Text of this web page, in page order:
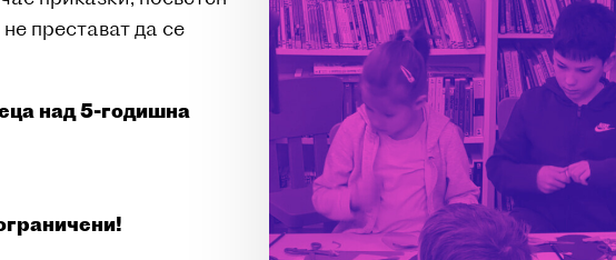
престават да се
над 5-годишна